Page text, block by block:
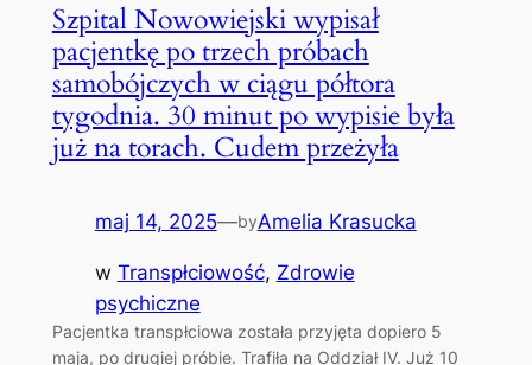
Szpital Nowowiejski wypisał
pacjentkę po trzech próbach
samobójczych w ciągu półtora
tygodnia. 30 minut po wypisie była
już na torach. Cudem przeżyła
maj 14, 2025—byAmelia Krasucka
w Transpłciowość, Zdrowie
psychiczne
Pacjentka transpłciowa została przyjęta dopiero 5
maja, po drugiej próbie. Trafiła na Oddział IV. Już 10